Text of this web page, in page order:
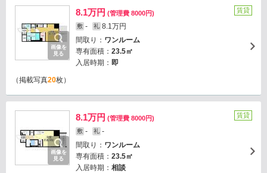
画像を
見る
8.1万円 (管理費 8000円)
敷 - 礼 8.1万円
間取り： ワンルーム
専有面積： 23.5㎡
入居時期： 即
賃貸
（掲載写真20枚）
画像を
見る
8.1万円 (管理費 8000円)
敷 - 礼 -
間取り： ワンルーム
専有面積： 23.5㎡
入居時期： 相談
賃貸